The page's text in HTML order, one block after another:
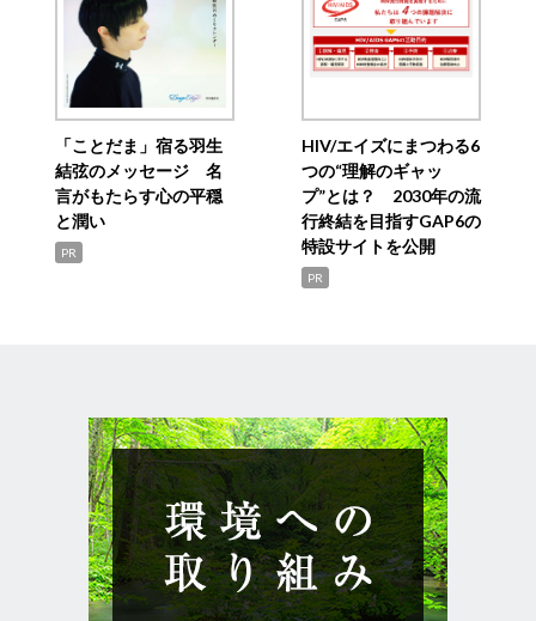
「ことだま」宿る羽生
結弦のメッセージ 名
言がもたらす心の平穏
と潤い
PR
HIV/エイズにまつわる6
つの“理解のギャッ
プ”とは？ 2030年の流
行終結を目指すGAP6の
特設サイトを公開
PR